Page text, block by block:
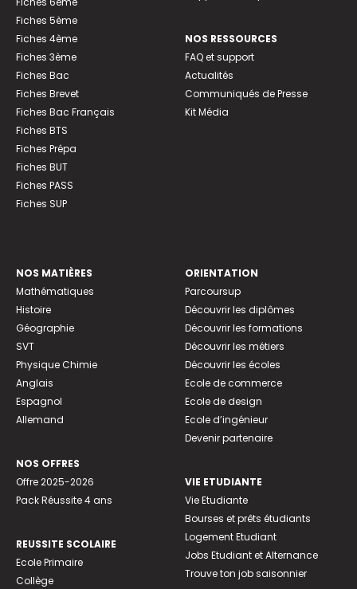
Fiches 5ème
Fiches 4ème
Fiches 3ème
Fiches Bac
Fiches Brevet
Fiches Bac Français
Fiches BTS
Fiches Prépa
Fiches BUT
Fiches PASS
Fiches SUP
NOS RESSOURCES
FAQ et support
Actualités
Communiqués de Presse
Kit Média
NOS MATIÈRES
Mathématiques
Histoire
Géographie
SVT
Physique Chimie
Anglais
Espagnol
Allemand
NOS OFFRES
Offre 2025-2026
Pack Réussite 4 ans
REUSSITE SCOLAIRE
Ecole Primaire
Collège
ORIENTATION
Parcoursup
Découvrir les diplômes
Découvrir les formations
Découvrir les métiers
Découvrir les écoles
Ecole de commerce
Ecole de design
Ecole d’ingénieur
Devenir partenaire
VIE ETUDIANTE
Vie Etudiante
Bourses et prêts étudiants
Logement Etudiant
Jobs Etudiant et Alternance
Trouve ton job saisonnier